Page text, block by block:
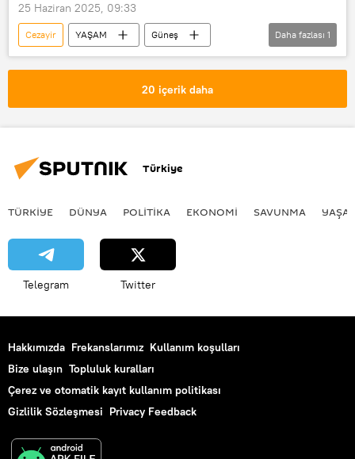
25 Haziran 2025, 09:33
Cezayir YAŞAM
Güneş
Mısır
Daha fazlası 1
20 içerik daha
Türkiye
TÜRKIYE DÜNYA POLİTİKA EKONOMİ SAVUNMA
Telegram Twitter
Hakkımızda Frekanslarımız Kullanım koşulları
Bize ulaşın Topluluk kuralları
Çerez ve otomatik kayıt kullanım politikası
Gizlilik Sözleşmesi Privacy Feedback